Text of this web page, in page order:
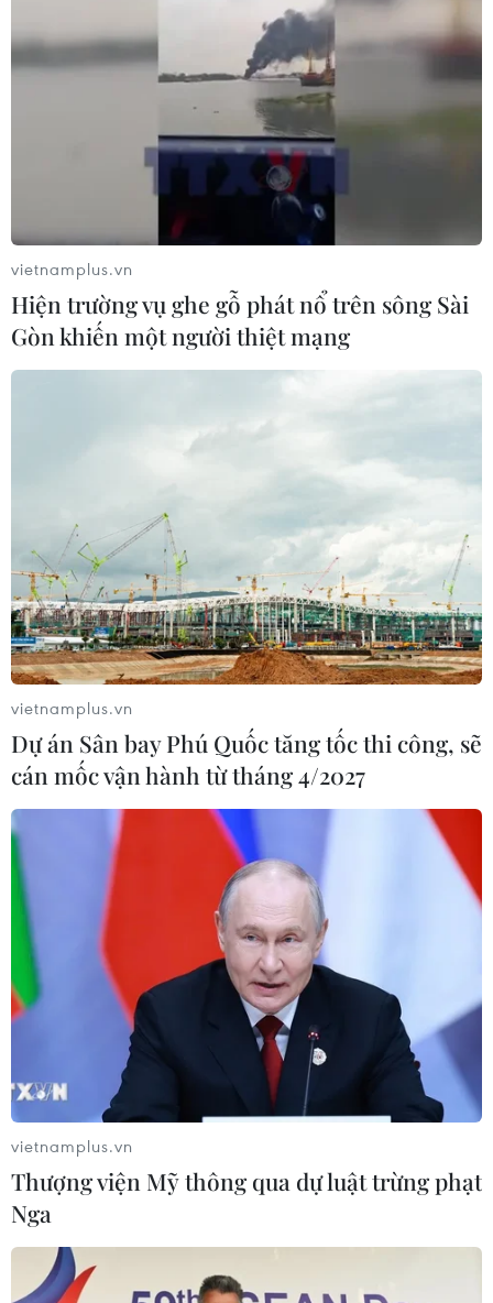
Anh mặc trang phục màu trắng ở trận bán
kết - Điềm lành hay dữ?
09/07/2018 03:52
Màu áo đỏ đang mang lại may mắn cho các học trò
của ông Gareth Southgate nhưng Tam sư phải mặc màu
vietnamplus.vn
Hiện trường vụ ghe gỗ phát nổ trên sông Sài
Gòn khiến một người thiệt mạng
vietnamplus.vn
Dự án Sân bay Phú Quốc tăng tốc thi công, sẽ
cán mốc vận hành từ tháng 4/2027
vietnamplus.vn
Thượng viện Mỹ thông qua dự luật trừng phạt
Nga